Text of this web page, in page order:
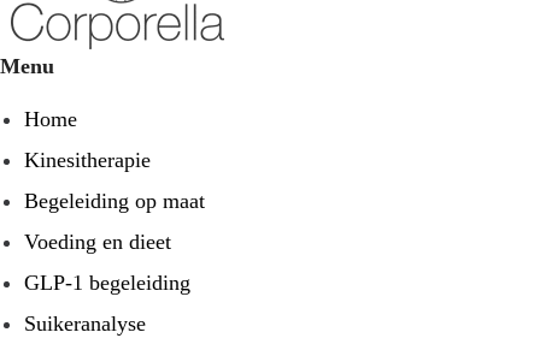
Menu
Home
Kinesitherapie
Begeleiding op maat
Voeding en dieet
GLP-1 begeleiding
Suikeranalyse